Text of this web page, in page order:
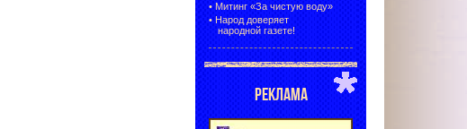
• Митинг «За чистую воду»
• Народ доверяет
народной газете!
РЕКЛАМА